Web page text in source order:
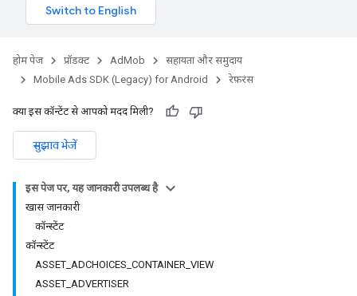
होम पेज प्रॉडक्ट AdMob
सहायता और समुदाय
Mobile Ads SDK (Legacy) for Android
रेफ़रंस
क्या इस कॉन्टेंट से आपको मदद मिली?
सुझाव भेजें
इस पेज पर, यह जानकारी उपलब्ध है
खास जानकारी
कॉन्स्टेंट
कॉन्स्टेंट
ASSET_ADCHOICES_CONTAINER_VIEW
ASSET_ADVERTISER